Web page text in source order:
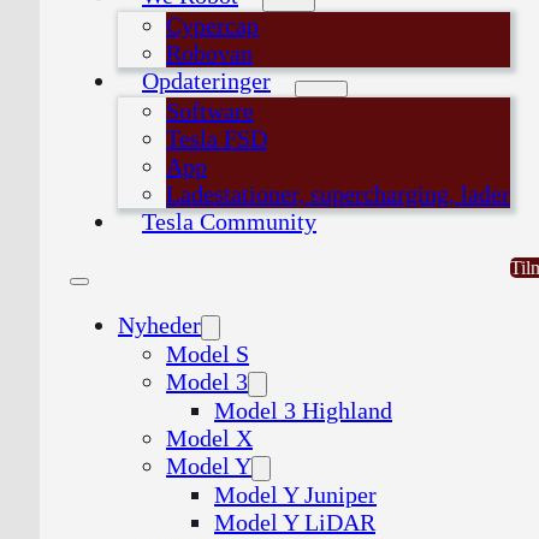
Cypercap
Robovan
Opdateringer
Software
Tesla FSD
App
Ladestationer, supercharging, lader
Tesla Community
Nyheder
Model S
Model 3
Model 3 Highland
Model X
Model Y
Model Y Juniper
Model Y LiDAR